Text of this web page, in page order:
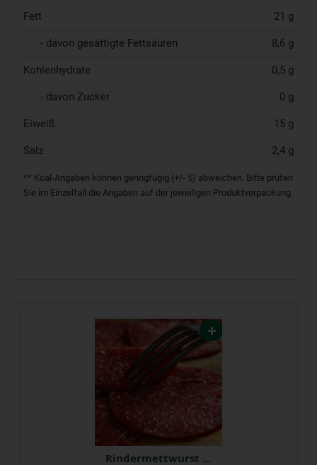
Fett 21 g
- davon gesättigte Fettsäuren 8,6 g
Kohlenhydrate 0,5 g
- davon Zucker 0 g
Eiweiß 15 g
Salz 2,4 g
** Kcal-Angaben können geringfügig (+/- 5) abweichen. Bitte prüfen
Sie im Einzelfall die Angaben auf der jeweiligen Produktverpackung.
Rindermettwurst geschnitten ca. 80 g